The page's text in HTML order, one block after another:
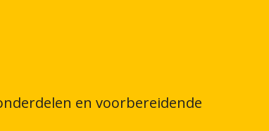
en voorbereidende